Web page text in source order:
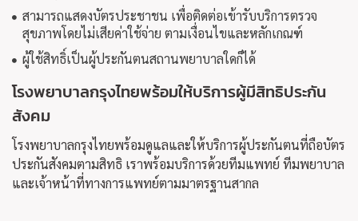
สามารถแสดงบัตรประชาชน เพื่อติดต่อเข้ารับบริการตรวจ
สุขภาพโดยไม่เสียค่าใช้จ่าย ตามเงื่อนไขและหลักเกณฑ์
ผู้ใช้สิทธิ์เป็นผู้ประกันตนสถานพยาบาลใดก็ได้
โรงพยาบาลกรุงไทยพร้อมให้บริการผู้มีสิทธิประกัน
สังคม
โรงพยาบาลกรุงไทยพร้อมดูแลและให้บริการผู้ประกันตนที่ถือบัตร
ประกันสังคมตามสิทธิ เราพร้อมบริการด้วยทีมแพทย์ ทีมพยาบาล
และเจ้าหน้าที่ทางการแพทย์ตามมาตรฐานสากล